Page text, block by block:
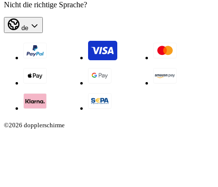
Nicht die richtige Sprache?
de
©2026 dopplerschirme